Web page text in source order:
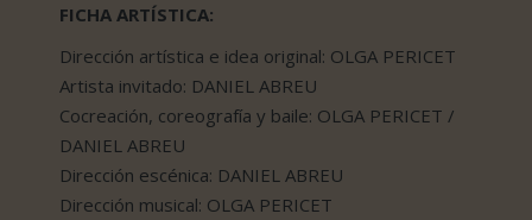
FICHA ARTÍSTICA:
Dirección artística e idea original: OLGA PERICET
Artista invitado: DANIEL ABREU
Cocreación, coreografía y baile: OLGA PERICET /
DANIEL ABREU
Dirección escénica: DANIEL ABREU
Dirección musical: OLGA PERICET